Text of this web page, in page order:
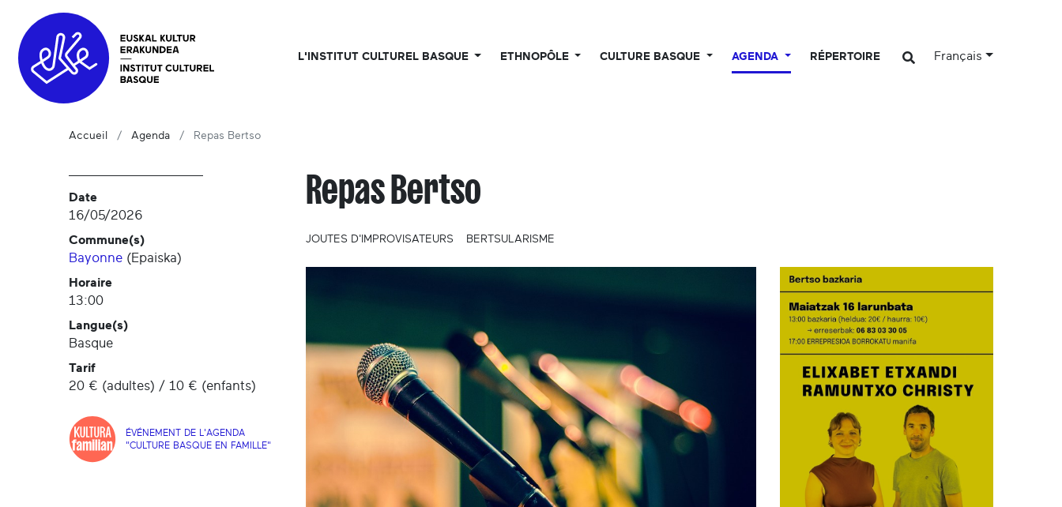
L'INSTITUT CULTUREL BASQUE ETHNOPÔLE CULTURE BASQUE AGENDA RÉPERTOIRE Français
Accueil Agenda Repas Bertso
Date
16/05/2026
Commune(s)
Bayonne (Epaiska)
Horaire
13:00
Langue(s)
Basque
Tarif
20 € (adultes) / 10 € (enfants)
ÉVÉNEMENT DE L'AGENDA
"CULTURE BASQUE EN FAMILLE"
Repas Bertso
JOUTES D'IMPROVISATEURS BERTSULARISME